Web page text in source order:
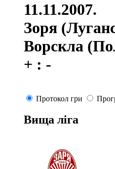
11.11.2007.
Зоря
Ворскла
+ : -
Протокол гри
Вища ліга